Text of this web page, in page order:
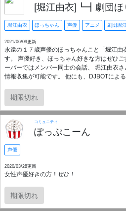
[堀江由衣]┗┫劇団
堀江由衣 ほっちゃん 声優 アニメ 劇団堀江
2021/06/09更新
永遠の１７歳声優のほっちゃんこと「堀江由
す。 声優好き、ほっちゃん好きな方はぜひご
ーバーではメンバー同士の会話、 堀江由衣
情報収集が可能です。 他にも、DJBOTによる音楽の視聴や、 アーキネータ
での団結力に繋げられればと思い、 当サー
ってｗ）
期限切れ
コミュニティ
ぽっぷこーん
声優
2020/03/28更新
女性声優好きの方！ぜひ！
期限切れ